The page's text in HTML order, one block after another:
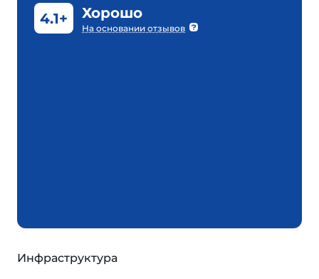
4.1+ Хорошо
На основании отзывов
Инфраструктура